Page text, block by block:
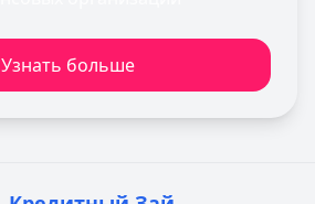
Узнать больше